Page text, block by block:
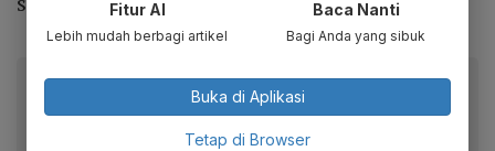
Baca artikel ini lewat aplikasi mobile.
Dapatkan pengalaman membaca lebih nyaman dan nikmati
fitur menarik lainnya lewat aplikasi mobile Katadata.
Fitur AI
Lebih mudah berbagi artikel
Baca Nanti
Bagi Anda yang sibuk
Buka di Aplikasi
Tetap di Browser